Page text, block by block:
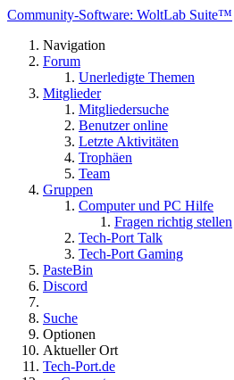
Community-Software: WoltLab Suite™
Navigation
Forum
Unerledigte Themen
Mitglieder
Mitgliedersuche
Benutzer online
Letzte Aktivitäten
Trophäen
Team
Gruppen
Computer und PC Hilfe
Fragen richtig stellen
Tech-Port Talk
Tech-Port Gaming
PasteBin
Discord
Suche
Optionen
Aktueller Ort
Tech-Port.de